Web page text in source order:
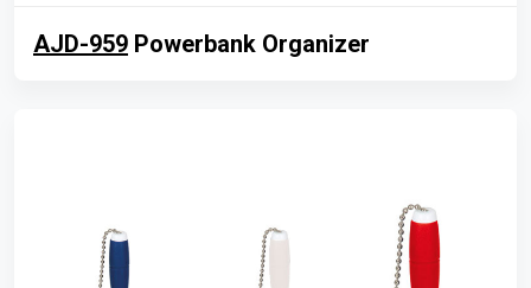
AJD-959 Powerbank Organizer